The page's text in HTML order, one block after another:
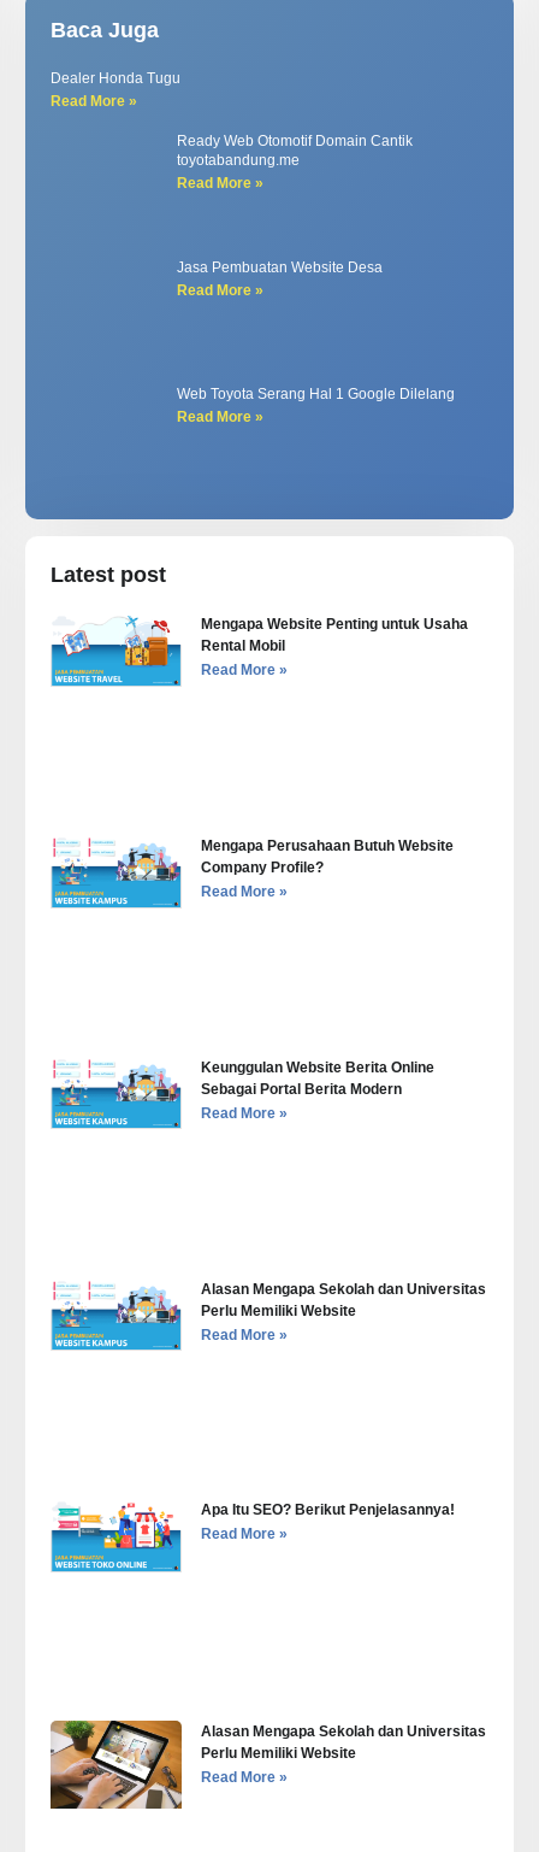
Baca Juga
Dealer Honda Tugu
Read More »
Ready Web Otomotif Domain Cantik
toyotabandung.me
Read More »
Jasa Pembuatan Website Desa
Read More »
Web Toyota Serang Hal 1 Google Dilelang
Read More »
Latest post
Mengapa Website Penting untuk Usaha
Rental Mobil
Read More »
Mengapa Perusahaan Butuh Website
Company Profile?
Read More »
Keunggulan Website Berita Online
Sebagai Portal Berita Modern
Read More »
Alasan Mengapa Sekolah dan Universitas
Perlu Memiliki Website
Read More »
Apa Itu SEO? Berikut Penjelasannya!
Read More »
Alasan Mengapa Sekolah dan Universitas
Perlu Memiliki Website
Read More »